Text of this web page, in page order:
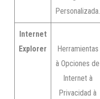
Personalizada.
Internet
Explorer
Herramientas
à Opciones de
Internet à
Privacidad à